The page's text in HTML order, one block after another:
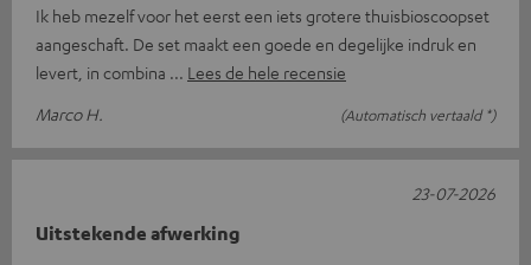
Ik heb mezelf voor het eerst een iets grotere thuisbioscoopset
aangeschaft. De set maakt een goede en degelijke indruk en
levert, in combina
Lees de hele recensie
Marco H.
(Automatisch vertaald *)
Uitstekende afwerking
23-07-2026